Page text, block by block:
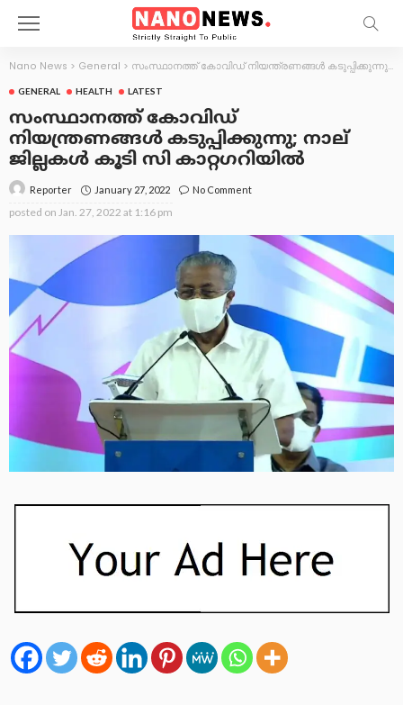
Nano News > General > സംസ്ഥാനത്ത് കോവിഡ് നിയന്ത്രണങ്ങൾ കടുപ്പിക്കുന്നു; നാല് ജില്ലകൾ കൂടി സി കാറ്റഗറിയിൽ
GENERAL HEALTH LATEST
സംസ്ഥാനത്ത് കോവിഡ്
നിയന്ത്രണങ്ങൾ കടുപ്പിക്കുന്നു; നാല്
ജില്ലകൾ കൂടി സി കാറ്റഗറിയിൽ
Reporter January 27, 2022 No Comment
posted on Jan. 27, 2022 at 1:16 pm